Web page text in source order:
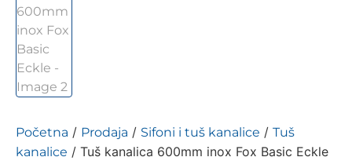
Početna / Prodaja / Sifoni i tuš kanalice / Tuš
kanalice / Tuš kanalica 600mm inox Fox Basic Eckle